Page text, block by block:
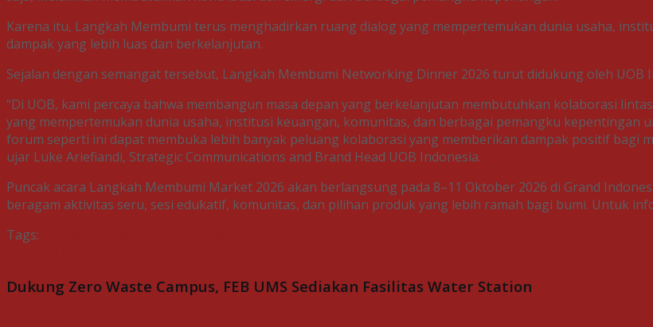
Karena itu, Langkah Membumi terus menghadirkan ruang dialog yang mempertemukan dunia usaha,
dampak yang lebih luas dan berkelanjutan.
Sejalan dengan semangat tersebut, Langkah Membumi Networking Dinner 2026 turut didukung oleh UOB
“Di UOB, kami percaya bahwa membangun masa depan yang berkelanjutan membutuhkan kolaborasi
yang mempertemukan dunia usaha, institusi keuangan, komunitas, dan berbagai pemangku
forum seperti ini dapat membuka lebih banyak peluang kolaborasi yang memberikan dampak positif bagi
ujar Luke Ariefiandi, Strategic Communications and Brand Head UOB Indonesia.
Puncak acara Langkah Membumi Market 2026 akan berlangsung pada 8–11 Oktober 2026 di Grand
beragam aktivitas seru, sesi edukatif, komunitas, dan pilihan produk yang lebih ramah bagi bumi. Untuk
Tags:
Dukung Zero Waste Campus, FEB UMS Sediakan Fasilitas Water Station